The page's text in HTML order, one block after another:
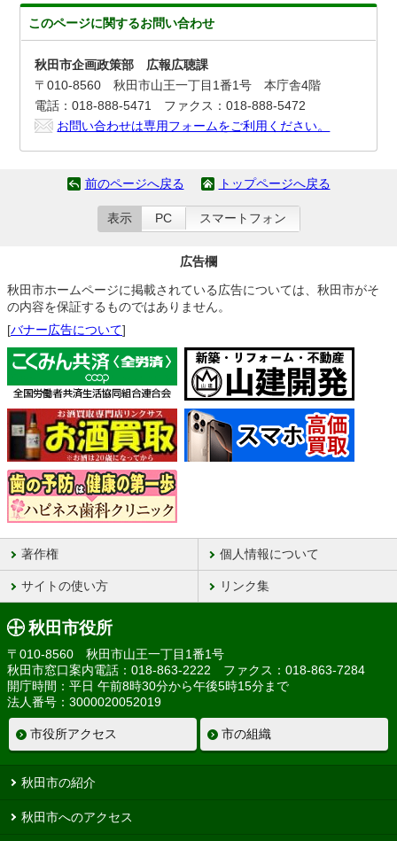
このページに関するお問い合わせ
秋田市企画政策部 広報広聴課
〒010-8560 秋田市山王一丁目1番1号 本庁舎4階
電話：018-888-5471 ファクス：018-888-5472
お問い合わせは専用フォームをご利用ください。
前のページへ戻る トップページへ戻る
表示 PC スマートフォン
広告欄
秋田市ホームページに掲載されている広告については、秋田市がそ
の内容を保証するものではありません。
[バナー広告について]
著作権 個人情報について
サイトの使い方 リンク集
秋田市役所
〒010-8560 秋田市山王一丁目1番1号
秋田市窓口案内電話：018-863-2222 ファクス：018-863-7284
開庁時間：平日 午前8時30分から午後5時15分まで
法人番号：3000020052019
市役所アクセス 市の組織
秋田市の紹介
秋田市へのアクセス